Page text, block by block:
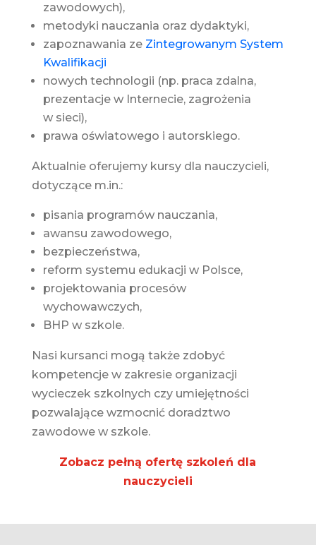
zawodowych),
metodyki nauczania oraz dydaktyki,
zapoznawania ze Zintegrowanym System
Kwalifikacji
nowych technologii (np. praca zdalna,
prezentacje w Internecie, zagrożenia
w sieci),
prawa oświatowego i autorskiego.
Aktualnie oferujemy kursy dla nauczycieli,
dotyczące m.in.:
pisania programów nauczania,
awansu zawodowego,
bezpieczeństwa,
reform systemu edukacji w Polsce,
projektowania procesów
wychowawczych,
BHP w szkole.
Nasi kursanci mogą także zdobyć
kompetencje w zakresie organizacji
wycieczek szkolnych czy umiejętności
pozwalające wzmocnić doradztwo
zawodowe w szkole.
Zobacz pełną ofertę szkoleń dla
nauczycieli